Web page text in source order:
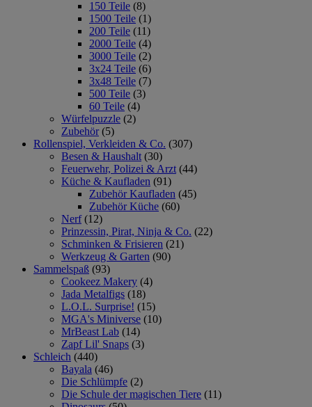
150 Teile (8)
1500 Teile (1)
200 Teile (11)
2000 Teile (4)
3000 Teile (2)
3x24 Teile (6)
3x48 Teile (7)
500 Teile (3)
60 Teile (4)
Würfelpuzzle (2)
Zubehör (5)
Rollenspiel, Verkleiden & Co. (307)
Besen & Haushalt (30)
Feuerwehr, Polizei & Arzt (44)
Küche & Kaufladen (91)
Zubehör Kaufladen (45)
Zubehör Küche (60)
Nerf (12)
Prinzessin, Pirat, Ninja & Co. (22)
Schminken & Frisieren (21)
Werkzeug & Garten (90)
Sammelspaß (93)
Cookeez Makery (4)
Jada Metalfigs (18)
L.O.L. Surprise! (15)
MGA's Miniverse (10)
MrBeast Lab (14)
Zapf Lil' Snaps (3)
Schleich (440)
Bayala (46)
Die Schlümpfe (2)
Die Schule der magischen Tiere (11)